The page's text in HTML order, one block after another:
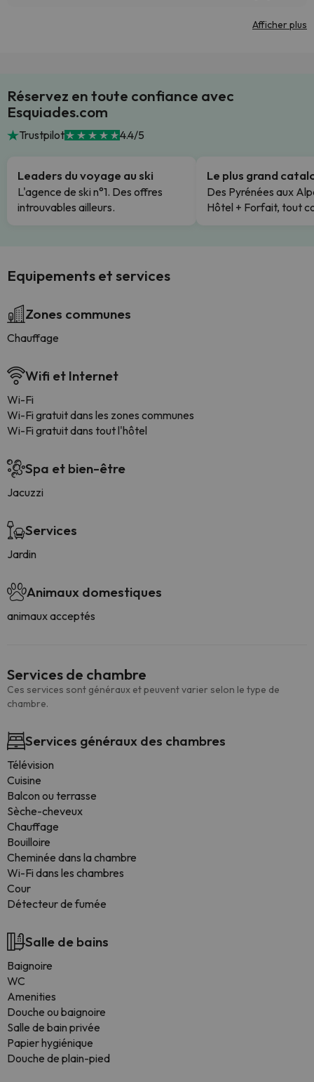
Afficher plus
Réservez en toute confiance avec
Esquiades.com
Trustpilot 4.4/5
Leaders du voyage au ski
L'agence de ski n°1. Des offres
introuvables ailleurs.
Le plus grand
Des Pyrénées aux
Hôtel + Forfait, tout
Equipements et services
Zones communes
Chauffage
Wifi et Internet
Wi-Fi
Wi-Fi gratuit dans les zones communes
Wi-Fi gratuit dans tout l'hôtel
Spa et bien-être
Jacuzzi
Services
Jardin
Animaux domestiques
animaux acceptés
Services de chambre
Ces services sont généraux et peuvent varier selon le type de
chambre.
Services généraux des chambres
Télévision
Cuisine
Balcon ou terrasse
Sèche-cheveux
Chauffage
Bouilloire
Cheminée dans la chambre
Wi-Fi dans les chambres
Cour
Détecteur de fumée
Salle de bains
Baignoire
WC
Amenities
Douche ou baignoire
Salle de bain privée
Papier hygiénique
Douche de plain-pied